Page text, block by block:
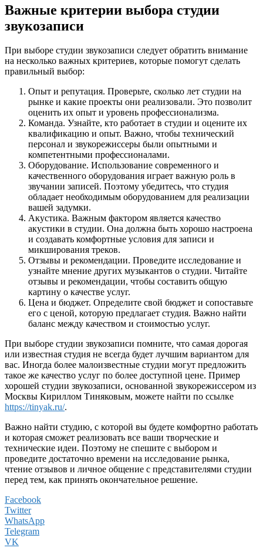
Важные критерии выбора студии
звукозаписи
При выборе студии звукозаписи следует обратить внимание
на несколько важных критериев, которые помогут сделать
правильный выбор:
Опыт и репутация. Проверьте, сколько лет студии на
рынке и какие проекты они реализовали. Это позволит
оценить их опыт и уровень профессионализма.
Команда. Узнайте, кто работает в студии и оцените их
квалификацию и опыт. Важно, чтобы технический
персонал и звукорежиссеры были опытными и
компетентными профессионалами.
Оборудование. Использование современного и
качественного оборудования играет важную роль в
звучании записей. Поэтому убедитесь, что студия
обладает необходимым оборудованием для реализации
вашей задумки.
Акустика. Важным фактором является качество
акустики в студии. Она должна быть хорошо настроена
и создавать комфортные условия для записи и
микширования треков.
Отзывы и рекомендации. Проведите исследование и
узнайте мнение других музыкантов о студии. Читайте
отзывы и рекомендации, чтобы составить общую
картину о качестве услуг.
Цена и бюджет. Определите свой бюджет и сопоставьте
его с ценой, которую предлагает студия. Важно найти
баланс между качеством и стоимостью услуг.
При выборе студии звукозаписи помните, что самая дорогая
или известная студия не всегда будет лучшим вариантом для
вас. Иногда более малоизвестные студии могут предложить
такое же качество услуг по более доступной цене. Пример
хорошей студии звукозаписи, основанной звукорежиссером из
Москвы Кириллом Тиняковым, можете найти по ссылке
https://tinyak.ru/.
Важно найти студию, с которой вы будете комфортно работать
и которая сможет реализовать все ваши творческие и
технические идеи. Поэтому не спешите с выбором и
проведите достаточно времени на исследование рынка,
чтение отзывов и личное общение с представителями студии
перед тем, как принять окончательное решение.
Facebook
Twitter
WhatsApp
Telegram
VK